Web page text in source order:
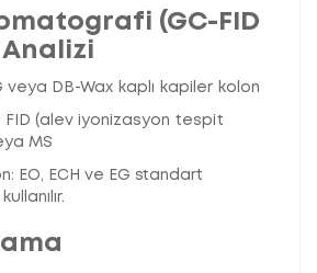
(GC-FID
Analizi
veya DB-Wax kaplı kapiler kolon
FID (alev iyonizasyon tespit
MS
EO, ECH ve EG standart